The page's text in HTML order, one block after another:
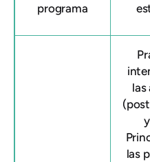
programa
las
las